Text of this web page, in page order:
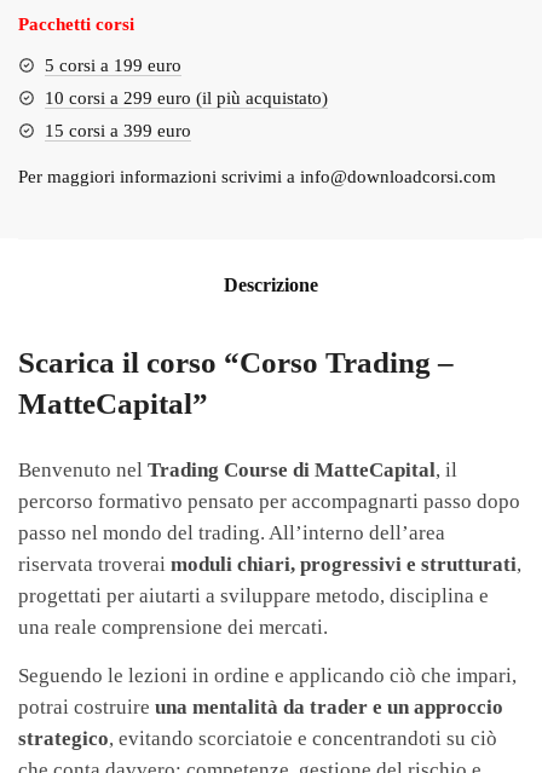
Pacchetti corsi
5 corsi a 199 euro
10 corsi a 299 euro (il più acquistato)
15 corsi a 399 euro
Per maggiori informazioni scrivimi a info@downloadcorsi.com
Descrizione
Scarica il corso “Corso Trading –
MatteCapital”
Benvenuto nel Trading Course di MatteCapital, il
percorso formativo pensato per accompagnarti passo dopo
passo nel mondo del trading. All’interno dell’area
riservata troverai moduli chiari, progressivi e strutturati,
progettati per aiutarti a sviluppare metodo, disciplina e
una reale comprensione dei mercati.
Seguendo le lezioni in ordine e applicando ciò che impari,
potrai costruire una mentalità da trader e un approccio
strategico, evitando scorciatoie e concentrandoti su ciò